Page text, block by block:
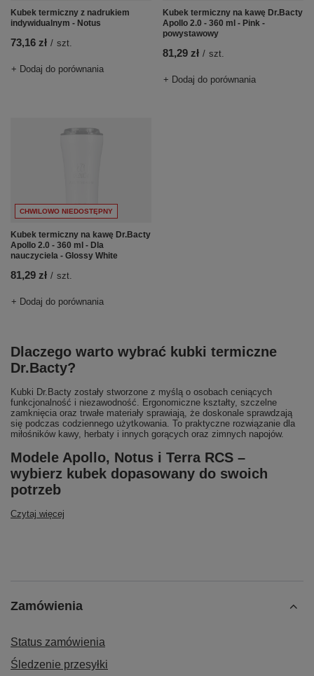
Kubek termiczny z nadrukiem
indywidualnym - Notus
73,16 zł / szt.
+ Dodaj do porównania
Kubek termiczny na kawę Dr.Bacty
Apollo 2.0 - 360 ml - Pink -
powystawowy
81,29 zł / szt.
+ Dodaj do porównania
CHWILOWO NIEDOSTĘPNY
Kubek termiczny na kawę Dr.Bacty
Apollo 2.0 - 360 ml - Dla
nauczyciela - Glossy White
81,29 zł / szt.
+ Dodaj do porównania
Dlaczego warto wybrać kubki termiczne
Dr.Bacty?
Kubki Dr.Bacty zostały stworzone z myślą o osobach ceniących
funkcjonalność i niezawodność. Ergonomiczne kształty, szczelne
zamknięcia oraz trwałe materiały sprawiają, że doskonale sprawdzają
się podczas codziennego użytkowania. To praktyczne rozwiązanie dla
miłośników kawy, herbaty i innych gorących oraz zimnych napojów.
Modele Apollo, Notus i Terra RCS –
wybierz kubek dopasowany do swoich
potrzeb
Czytaj więcej
Zamówienia
Status zamówienia
Śledzenie przesyłki